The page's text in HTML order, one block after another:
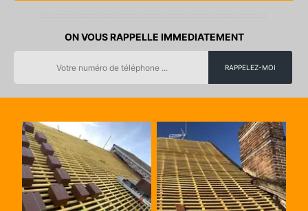
ON VOUS RAPPELLE IMMEDIATEMENT